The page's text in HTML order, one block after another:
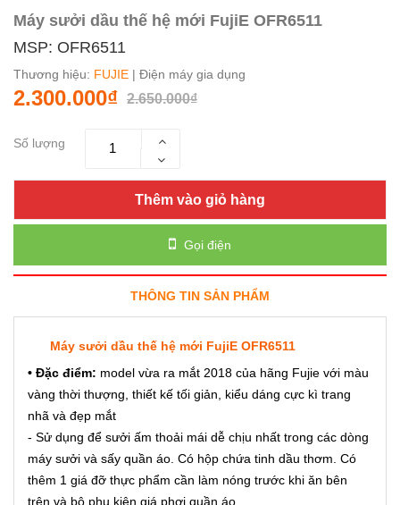
Máy sưởi dầu thế hệ mới FujiE OFR6511
MSP: OFR6511
Thương hiệu: FUJIE | Điện máy gia dụng
2.300.000₫ 2.650.000₫
Số lượng
Thêm vào giỏ hàng
Gọi điện
THÔNG TIN SẢN PHẨM
Máy sưởi dầu thế hệ mới FujiE OFR6511
• Đặc điểm: model vừa ra mắt 2018 của hãng Fujie với màu
vàng thời thượng, thiết kế tối giản, kiểu dáng cực kì trang
nhã và đẹp mắt
- Sử dụng để sưởi ấm thoải mái dễ chịu nhất trong các dòng
máy sưởi và sấy quần áo. Có hộp chứa tinh dầu thơm. Có
thêm 1 giá đỡ thực phẩm cần làm nóng trước khi ăn bên
trên và bộ phụ kiện giá phơi quần áo